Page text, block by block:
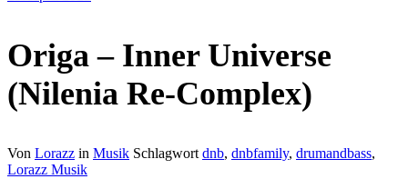
Origa – Inner Universe
(Nilenia Re-Complex)
Von Lorazz in Musik Schlagwort dnb, dnbfamily, drumandbass,
Lorazz Musik